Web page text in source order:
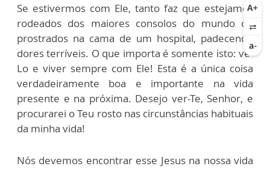
Se estivermos com Ele, tanto faz que estejamos
rodeados dos maiores consolos do mundo ou
prostrados na cama de um hospital, padecendo
dores terríveis. O que importa é somente isto: vê-
Lo e viver sempre com Ele! Esta é a única coisa
verdadeiramente boa e importante na vida
presente e na próxima. Desejo ver-Te, Senhor, e
procurarei o Teu rosto nas circunstâncias habituais
da minha vida!
Nós devemos encontrar esse Jesus na nossa vida